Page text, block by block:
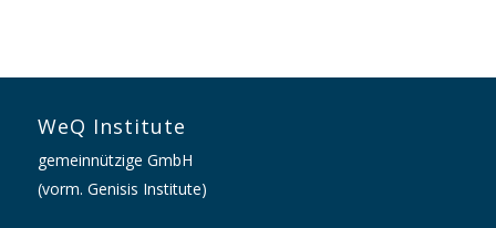
WeQ Institute
gemeinnützige GmbH
(vorm. Genisis Institute)